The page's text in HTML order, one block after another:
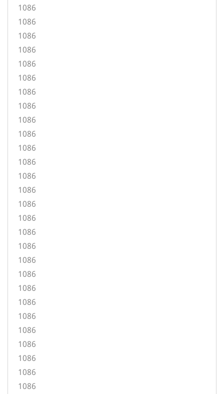
1086
1086
1086
1086
1086
1086
1086
1086
1086
1086
1086
1086
1086
1086
1086
1086
1086
1086
1086
1086
1086
1086
1086
1086
1086
1086
1086
1086